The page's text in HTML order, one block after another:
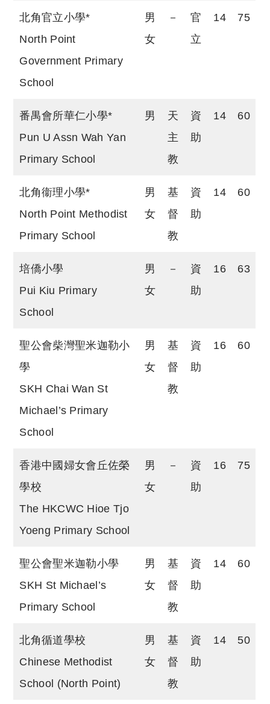
北角官立小學*
North Point
Government Primary
School
男
女
－
官
立
14 75
番禺會所華仁小學*
Pun U Assn Wah Yan
Primary School
男
天
主
教
資
助
14 60
北角衞理小學*
North Point Methodist
Primary School
男
女
基
督
教
資
助
14 60
培僑小學
Pui Kiu Primary
School
男
女
－
資
助
16 63
聖公會柴灣聖米迦勒小
學
SKH Chai Wan St
Michael’s Primary
School
男
女
基
督
教
資
助
16 60
香港中國婦女會丘佐榮
學校
The HKCWC Hioe Tjo
Yoeng Primary School
男
女
－
資
助
16 75
聖公會聖米迦勒小學
SKH St Michael’s
Primary School
男
女
基
督
教
資
助
14 60
北角循道學校
Chinese Methodist
School (North Point)
男
女
基
督
教
資
助
14 50